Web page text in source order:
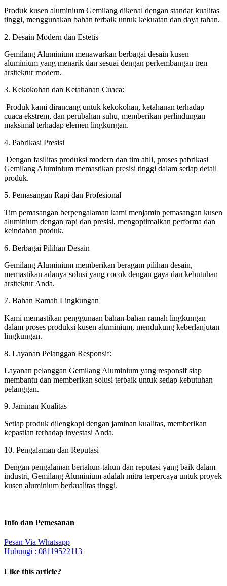
Produk kusen aluminium Gemilang dikenal dengan standar kualitas
tinggi, menggunakan bahan terbaik untuk kekuatan dan daya tahan.
2. Desain Modern dan Estetis
Gemilang Aluminium menawarkan berbagai desain kusen
aluminium yang menarik dan sesuai dengan perkembangan tren
arsitektur modern.
3. Kekokohan dan Ketahanan Cuaca:
Produk kami dirancang untuk kekokohan, ketahanan terhadap
cuaca ekstrem, dan perubahan suhu, memberikan perlindungan
maksimal terhadap elemen lingkungan.
4. Pabrikasi Presisi
Dengan fasilitas produksi modern dan tim ahli, proses pabrikasi
Gemilang Aluminium memastikan presisi tinggi dalam setiap detail
produk.
5. Pemasangan Rapi dan Profesional
Tim pemasangan berpengalaman kami menjamin pemasangan kusen
aluminium dengan rapi dan presisi, mengoptimalkan performa dan
keindahan produk.
6. Berbagai Pilihan Desain
Gemilang Aluminium memberikan beragam pilihan desain,
memastikan adanya solusi yang cocok dengan gaya dan kebutuhan
arsitektur Anda.
7. Bahan Ramah Lingkungan
Kami memastikan penggunaan bahan-bahan ramah lingkungan
dalam proses produksi kusen aluminium, mendukung keberlanjutan
lingkungan.
8. Layanan Pelanggan Responsif:
Layanan pelanggan Gemilang Aluminium yang responsif siap
membantu dan memberikan solusi terbaik untuk setiap kebutuhan
pelanggan.
9. Jaminan Kualitas
Setiap produk dilengkapi dengan jaminan kualitas, memberikan
kepastian terhadap investasi Anda.
10. Pengalaman dan Reputasi
Dengan pengalaman bertahun-tahun dan reputasi yang baik dalam
industri, Gemilang Aluminium adalah mitra terpercaya untuk proyek
kusen aluminium berkualitas tinggi.
Info dan Pemesanan
Pesan Via Whatsapp
Hubungi : 08119522113
Like this article?